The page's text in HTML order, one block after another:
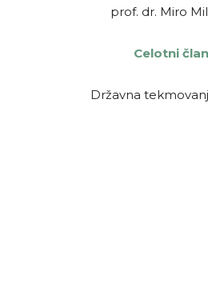
prof. dr. Miro
Celotni
Državna